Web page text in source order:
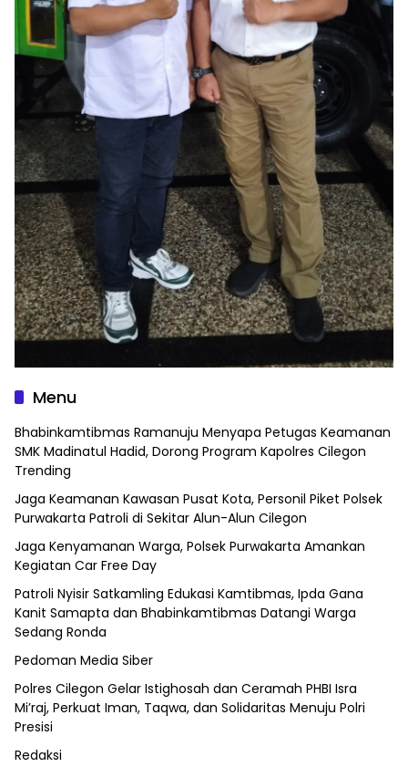
Menu
Bhabinkamtibmas Ramanuju Menyapa Petugas Keamanan
SMK Madinatul Hadid, Dorong Program Kapolres Cilegon
Trending
Jaga Keamanan Kawasan Pusat Kota, Personil Piket Polsek
Purwakarta Patroli di Sekitar Alun-Alun Cilegon
Jaga Kenyamanan Warga, Polsek Purwakarta Amankan
Kegiatan Car Free Day
Patroli Nyisir Satkamling Edukasi Kamtibmas, Ipda Gana
Kanit Samapta dan Bhabinkamtibmas Datangi Warga
Sedang Ronda
Pedoman Media Siber
Polres Cilegon Gelar Istighosah dan Ceramah PHBI Isra
Mi’raj, Perkuat Iman, Taqwa, dan Solidaritas Menuju Polri
Presisi
Redaksi